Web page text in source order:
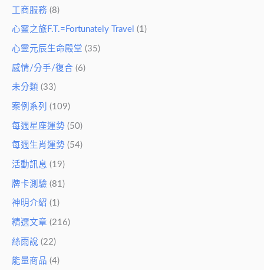
工商服務 (8)
心靈之旅F.T.=Fortunately Travel (1)
心靈元辰生命殿堂 (35)
感情/分手/復合 (6)
未分類 (33)
案例系列 (109)
每週星座運勢 (50)
每週生肖運勢 (54)
活動訊息 (19)
牌卡測驗 (81)
神明介紹 (1)
精選文章 (216)
絲雨說 (22)
能量商品 (4)